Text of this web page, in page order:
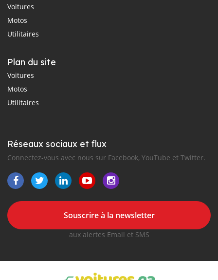
Voitures
Motos
Utilitaires
Plan du site
Voitures
Motos
Utilitaires
Réseaux sociaux et flux
Connectez-vous avec nous sur Facebook, YouTube et Twitter.
Souscrire à la newsletter
aux alertes Email et SMS